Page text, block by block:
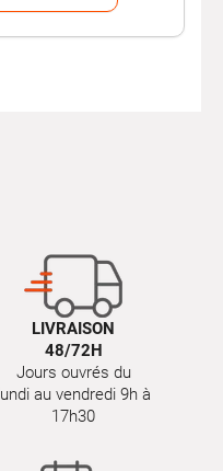
LIVRAISON
48/72H
Jours ouvrés du
lundi au vendredi 9h à
17h30